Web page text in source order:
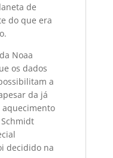
de
do que era
Noaa
os dados
a
da já
decidido na